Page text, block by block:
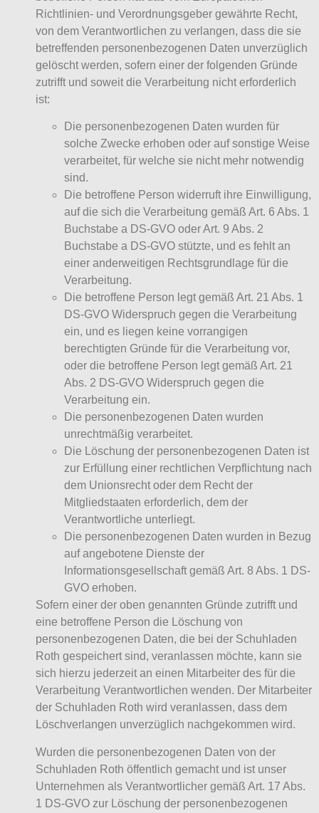
Richtlinien- und Verordnungsgeber gewährte Recht,
von dem Verantwortlichen zu verlangen, dass die sie
betreffenden personenbezogenen Daten unverzüglich
gelöscht werden, sofern einer der folgenden Gründe
zutrifft und soweit die Verarbeitung nicht erforderlich
ist:
Die personenbezogenen Daten wurden für
solche Zwecke erhoben oder auf sonstige Weise
verarbeitet, für welche sie nicht mehr notwendig
sind.
Die betroffene Person widerruft ihre Einwilligung,
auf die sich die Verarbeitung gemäß Art. 6 Abs. 1
Buchstabe a DS-GVO oder Art. 9 Abs. 2
Buchstabe a DS-GVO stützte, und es fehlt an
einer anderweitigen Rechtsgrundlage für die
Verarbeitung.
Die betroffene Person legt gemäß Art. 21 Abs. 1
DS-GVO Widerspruch gegen die Verarbeitung
ein, und es liegen keine vorrangigen
berechtigten Gründe für die Verarbeitung vor,
oder die betroffene Person legt gemäß Art. 21
Abs. 2 DS-GVO Widerspruch gegen die
Verarbeitung ein.
Die personenbezogenen Daten wurden
unrechtmäßig verarbeitet.
Die Löschung der personenbezogenen Daten ist
zur Erfüllung einer rechtlichen Verpflichtung nach
dem Unionsrecht oder dem Recht der
Mitgliedstaaten erforderlich, dem der
Verantwortliche unterliegt.
Die personenbezogenen Daten wurden in Bezug
auf angebotene Dienste der
Informationsgesellschaft gemäß Art. 8 Abs. 1 DS-
GVO erhoben.
Sofern einer der oben genannten Gründe zutrifft und
eine betroffene Person die Löschung von
personenbezogenen Daten, die bei der Schuhladen
Roth gespeichert sind, veranlassen möchte, kann sie
sich hierzu jederzeit an einen Mitarbeiter des für die
Verarbeitung Verantwortlichen wenden. Der Mitarbeiter
der Schuhladen Roth wird veranlassen, dass dem
Löschverlangen unverzüglich nachgekommen wird.
Wurden die personenbezogenen Daten von der
Schuhladen Roth öffentlich gemacht und ist unser
Unternehmen als Verantwortlicher gemäß Art. 17 Abs.
1 DS-GVO zur Löschung der personenbezogenen